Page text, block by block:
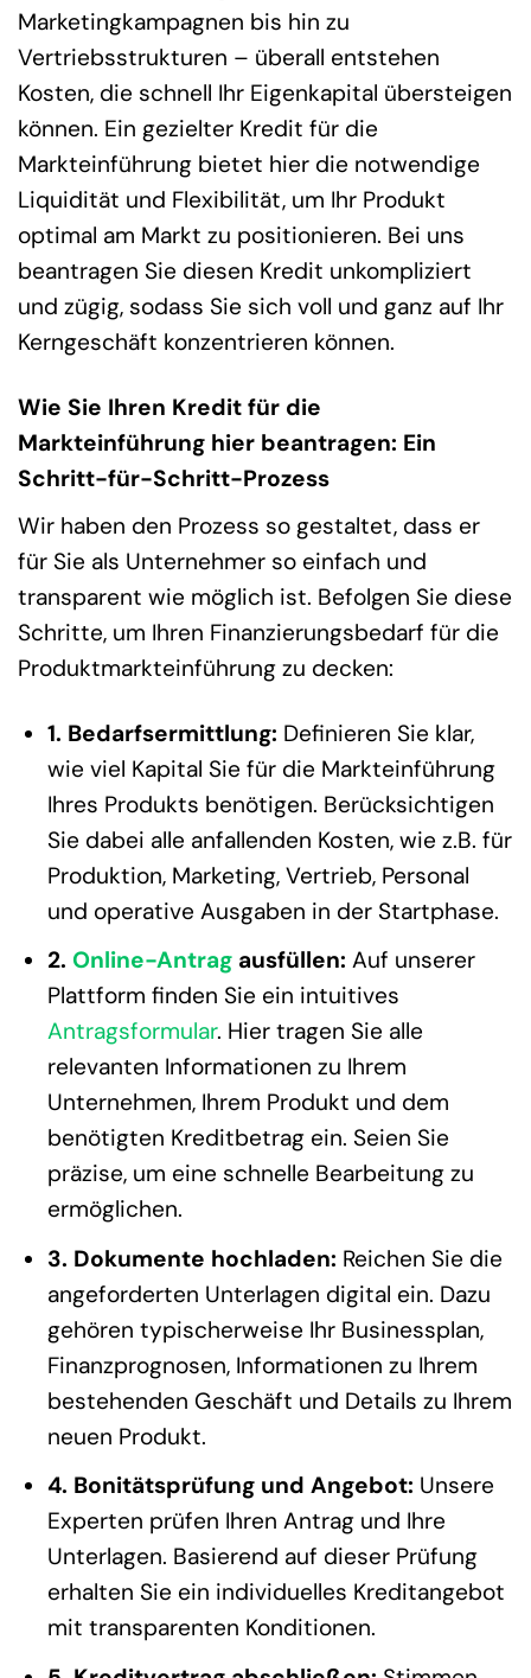
Marketingkampagnen bis hin zu
Vertriebsstrukturen – überall entstehen
Kosten, die schnell Ihr Eigenkapital übersteigen
können. Ein gezielter Kredit für die
Markteinführung bietet hier die notwendige
Liquidität und Flexibilität, um Ihr Produkt
optimal am Markt zu positionieren. Bei uns
beantragen Sie diesen Kredit unkompliziert
und zügig, sodass Sie sich voll und ganz auf Ihr
Kerngeschäft konzentrieren können.
Wie Sie Ihren Kredit für die
Markteinführung hier beantragen: Ein
Schritt-für-Schritt-Prozess
Wir haben den Prozess so gestaltet, dass er
für Sie als Unternehmer so einfach und
transparent wie möglich ist. Befolgen Sie diese
Schritte, um Ihren Finanzierungsbedarf für die
Produktmarkteinführung zu decken:
1. Bedarfsermittlung: Definieren Sie klar,
wie viel Kapital Sie für die Markteinführung
Ihres Produkts benötigen. Berücksichtigen
Sie dabei alle anfallenden Kosten, wie z.B. für
Produktion, Marketing, Vertrieb, Personal
und operative Ausgaben in der Startphase.
2. Online-Antragausfüllen: Auf unserer
Plattform finden Sie ein intuitives
Antragsformular. Hier tragen Sie alle
relevanten Informationen zu Ihrem
Unternehmen, Ihrem Produkt und dem
benötigten Kreditbetrag ein. Seien Sie
präzise, um eine schnelle Bearbeitung zu
ermöglichen.
3. Dokumente hochladen: Reichen Sie die
angeforderten Unterlagen digital ein. Dazu
gehören typischerweise Ihr Businessplan,
Finanzprognosen, Informationen zu Ihrem
bestehenden Geschäft und Details zu Ihrem
neuen Produkt.
4. Bonitätsprüfung und Angebot: Unsere
Experten prüfen Ihren Antrag und Ihre
Unterlagen. Basierend auf dieser Prüfung
erhalten Sie ein individuelles Kreditangebot
mit transparenten Konditionen.